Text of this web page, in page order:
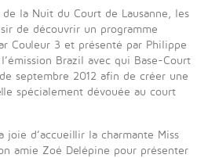
la Nuit du Court de Lausanne, les
de découvrir un programme
Couleur 3 et présenté par Philippe
Brazil avec qui Base-Court
septembre 2012 afin de créer une
spécialement dévouée au court
joie d’accueillir la charmante Miss
amie Zoé Delépine pour présenter